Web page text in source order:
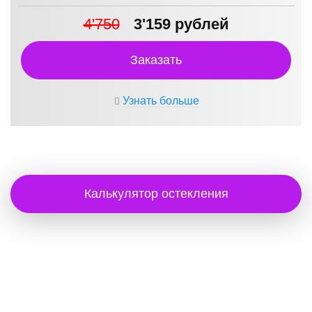
4'750 3'159 рублей
Заказать
Узнать больше
Калькулятор остекления